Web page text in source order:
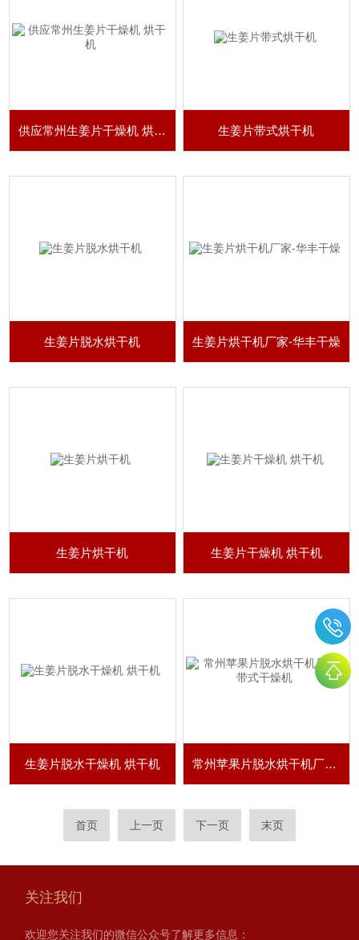
供应常州生姜片干燥机 烘干机 生姜片带式烘干机
生姜片脱水烘干机 生姜片烘干机厂家-华丰干燥
生姜片烘干机 生姜片干燥机 烘干机
生姜片脱水干燥机 烘干机 常州苹果片脱水烘干机厂家 带式干燥机
首页 上一页 下一页 末页
关注我们
欢迎您关注我们的微信公众号了解更多信息：